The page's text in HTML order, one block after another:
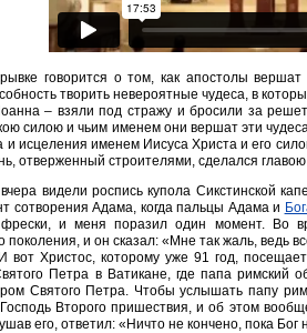
говорится о том, как апостолы
творить невероятные чудеса, в
– взяли под стражу и бросили за
силою и чьим именем они вершат эти
и исцеления именем Иисуса Христа и его
отверженный строителями, сделался
видели роспись купола Сикстинской
сотворения Адама, когда пальцы Адама и
и меня поразил один момент. Во
поколения, и он сказал: «Мне так жаль, ведь
вот Христос, которому уже 91 год,
Петра в Ватикане, где папа римский
Святого Петра. Чтобы услышать папу
Второго пришествия, и об этом
его, ответил: «Ничто не кончено, пока Бог